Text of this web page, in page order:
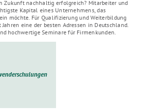
Zukunft nachhaltig erfolgreich? Mitarbeiter und
Kapital eines Unternehmens, das
möchte. Für Qualifizierung und Weiterbildung
Jahren eine der besten Adressen in Deutschland.
hochwertige Seminare für Firmenkunden.